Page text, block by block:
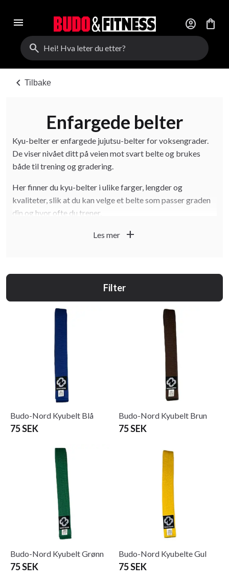
menu account_circle
shopping_bag
search
chevron_left Tilbake
Enfargede belter
Kyu-belter er enfargede jujutsu-belter for voksengrader.
De viser nivået ditt på veien mot svart belte og brukes
både til trening og gradering.
Her finner du kyu-belter i ulike farger, lengder og
kvaliteter, slik at du kan velge et belte som passer graden
din og hvor ofte du trener.
Les mer add
Filter
Budo-Nord Kyubelt Blå
75 SEK
Budo-Nord Kyubelt Brun
75 SEK
Budo-Nord Kyubelt Grønn
75 SEK
Budo-Nord Kyubelte Gul
75 SEK